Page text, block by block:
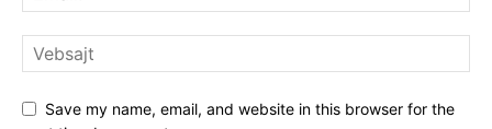
Save my name, email, and website in this browser for the